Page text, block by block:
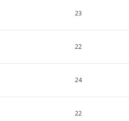
23
22
24
22